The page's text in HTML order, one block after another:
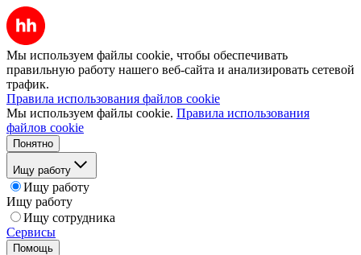
Мы используем файлы cookie, чтобы обеспечивать
правильную работу нашего веб-сайта и анализировать сетевой
трафик.
Правила использования файлов cookie
Мы используем файлы cookie. Правила использования
файлов cookie
Понятно
Ищу работу
Ищу работу
Ищу работу
Ищу сотрудника
Сервисы
Помощь